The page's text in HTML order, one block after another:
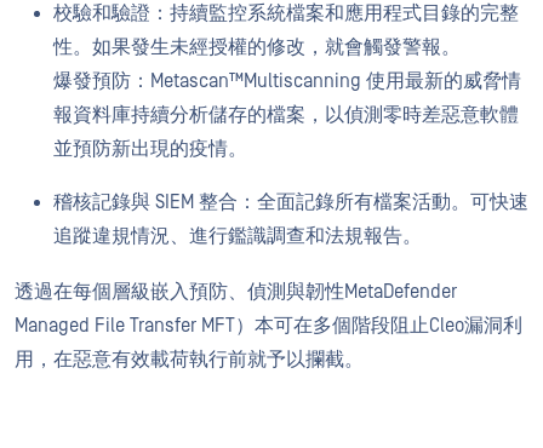
校驗和驗證：持續監控系統檔案和應用程式目錄的完整
性。如果發生未經授權的修改，就會觸發警報。
爆發預防：Metascan™Multiscanning 使用最新的威脅情
報資料庫持續分析儲存的檔案，以偵測零時差惡意軟體
並預防新出現的疫情。
稽核記錄與 SIEM 整合：全面記錄所有檔案活動。可快速
追蹤違規情況、進行鑑識調查和法規報告。
透過在每個層級嵌入預防、偵測與韌性MetaDefender
Managed File Transfer MFT）本可在多個階段阻止Cleo漏洞利
用，在惡意有效載荷執行前就予以攔截。